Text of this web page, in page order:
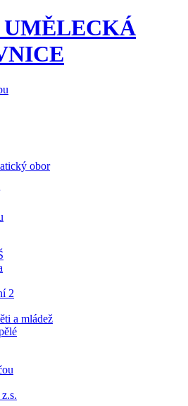
obor
2
a mládež